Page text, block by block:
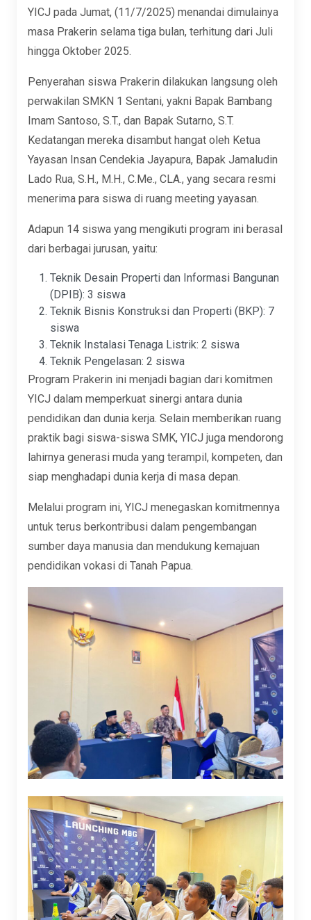
YICJ pada Jumat, (11/7/2025) menandai dimulainya
masa Prakerin selama tiga bulan, terhitung dari Juli
hingga Oktober 2025.
Penyerahan siswa Prakerin dilakukan langsung oleh
perwakilan SMKN 1 Sentani, yakni Bapak Bambang
Imam Santoso, S.T., dan Bapak Sutarno, S.T.
Kedatangan mereka disambut hangat oleh Ketua
Yayasan Insan Cendekia Jayapura, Bapak Jamaludin
Lado Rua, S.H., M.H., C.Me., CLA., yang secara resmi
menerima para siswa di ruang meeting yayasan.
Adapun 14 siswa yang mengikuti program ini berasal
dari berbagai jurusan, yaitu:
Teknik Desain Properti dan Informasi Bangunan
(DPIB): 3 siswa
Teknik Bisnis Konstruksi dan Properti (BKP): 7
siswa
Teknik Instalasi Tenaga Listrik: 2 siswa
Teknik Pengelasan: 2 siswa
Program Prakerin ini menjadi bagian dari komitmen
YICJ dalam memperkuat sinergi antara dunia
pendidikan dan dunia kerja. Selain memberikan ruang
praktik bagi siswa-siswa SMK, YICJ juga mendorong
lahirnya generasi muda yang terampil, kompeten, dan
siap menghadapi dunia kerja di masa depan.
Melalui program ini, YICJ menegaskan komitmennya
untuk terus berkontribusi dalam pengembangan
sumber daya manusia dan mendukung kemajuan
pendidikan vokasi di Tanah Papua.